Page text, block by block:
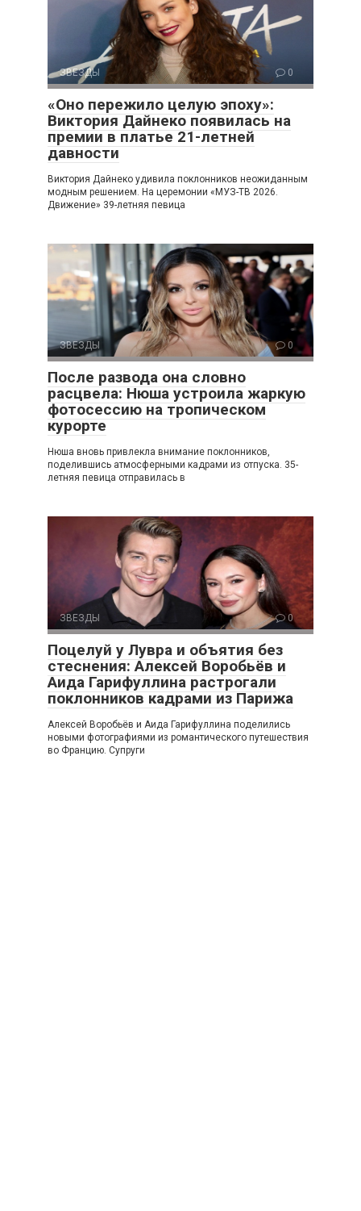
ЗВЕЗДЫ 0
«Оно пережило целую эпоху»:
Виктория Дайнеко появилась на
премии в платье 21-летней
давности
Виктория Дайнеко удивила поклонников неожиданным
модным решением. На церемонии «МУЗ-ТВ 2026.
Движение» 39-летняя певица
ЗВЕЗДЫ 0
После развода она словно
расцвела: Нюша устроила жаркую
фотосессию на тропическом
курорте
Нюша вновь привлекла внимание поклонников,
поделившись атмосферными кадрами из отпуска. 35-
летняя певица отправилась в
ЗВЕЗДЫ 0
Поцелуй у Лувра и объятия без
стеснения: Алексей Воробьёв и
Аида Гарифуллина растрогали
поклонников кадрами из Парижа
Алексей Воробьёв и Аида Гарифуллина поделились
новыми фотографиями из романтического путешествия
во Францию. Супруги